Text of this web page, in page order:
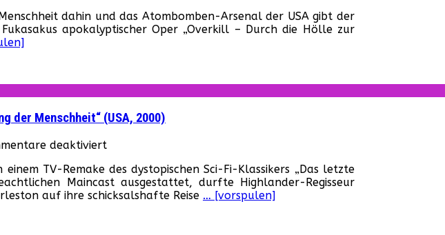
–
Durch
Ewigkeit“
(Japan,
1980)
dahin und das Atombomben-Arsenal der USA gibt der
apokalyptischer Oper „Overkill – Durch die Hölle zur
der Menschheit“ (USA, 2000)
deaktiviert
Charleston
–
Die
TV-Remake des dystopischen Sci-Fi-Klassikers „Das letzte
Maincast ausgestattet, durfte Highlander-Regisseur
auf ihre schicksalshafte Reise … [vorspulen]